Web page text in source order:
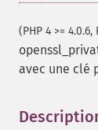
(PHP 4 >= 4.0.6,
avec une clé